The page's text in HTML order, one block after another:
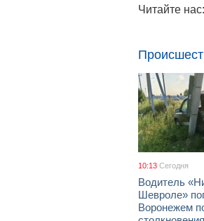
Читайте нас:
10:13 Сегодня
Водитель
Шевроле»
Воронежем